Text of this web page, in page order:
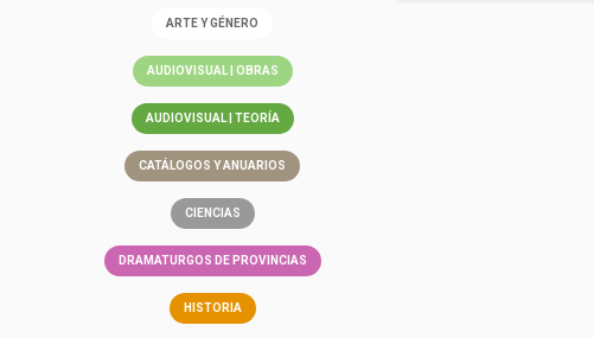
ARTE Y GÉNERO
AUDIOVISUAL | OBRAS
AUDIOVISUAL | TEORÍA
CATÁLOGOS Y ANUARIOS
CIENCIAS
DRAMATURGOS DE PROVINCIAS
HISTORIA